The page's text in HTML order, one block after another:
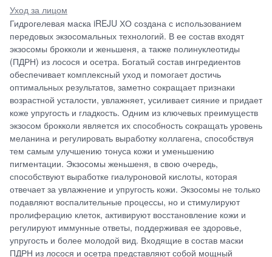
Уход за лицом
Гидрогелевая маска iREJU ХО создана с использованием
передовых экзосомальных технологий. В ее состав входят
экзосомы брокколи и женьшеня, а также полинуклеотиды
(ПДРН) из лосося и осетра. Богатый состав ингредиентов
обеспечивает комплексный уход и помогает достичь
оптимальных результатов, заметно сокращает признаки
возрастной усталости, увлажняет, усиливает сияние и придает
коже упругость и гладкость. Одним из ключевых преимуществ
экзосом брокколи является их способность сокращать уровень
меланина и регулировать выработку коллагена, способствуя
тем самым улучшению тонуса кожи и уменьшению
пигментации. Экзосомы женьшеня, в свою очередь,
способствуют выработке гиалуроновой кислоты, которая
отвечает за увлажнение и упругость кожи. Экзосомы не только
подавляют воспалительные процессы, но и стимулируют
пролиферацию клеток, активируют восстановление кожи и
регулируют иммунные ответы, поддерживая ее здоровье,
упругость и более молодой вид. Входящие в состав маски
ПДРН из лосося и осетра представляют собой мощный